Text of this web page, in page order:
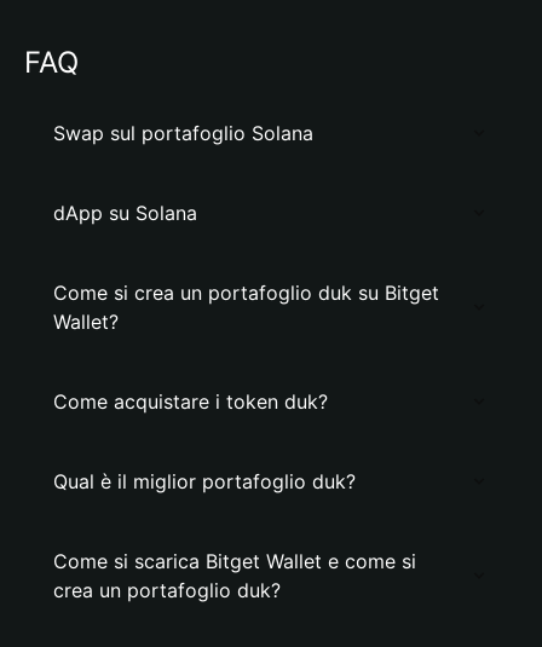
FAQ
Swap sul portafoglio Solana
dApp su Solana
Come si crea un portafoglio duk su Bitget
Wallet?
Come acquistare i token duk?
Qual è il miglior portafoglio duk?
Come si scarica Bitget Wallet e come si
crea un portafoglio duk?